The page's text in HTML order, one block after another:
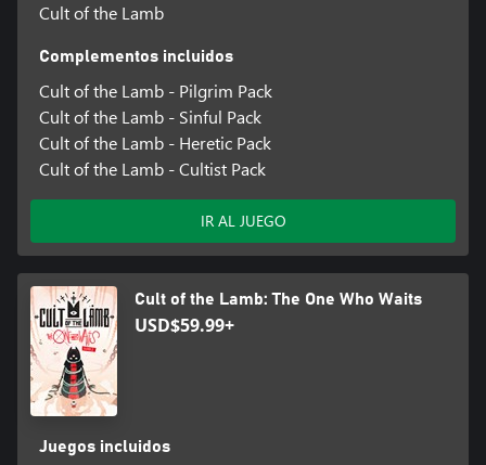
Cult of the Lamb
Complementos incluidos
Cult of the Lamb - Pilgrim Pack
Cult of the Lamb - Sinful Pack
Cult of the Lamb - Heretic Pack
Cult of the Lamb - Cultist Pack
IR AL JUEGO
Cult of the Lamb: The One Who Waits
USD$59.99+
Juegos incluidos